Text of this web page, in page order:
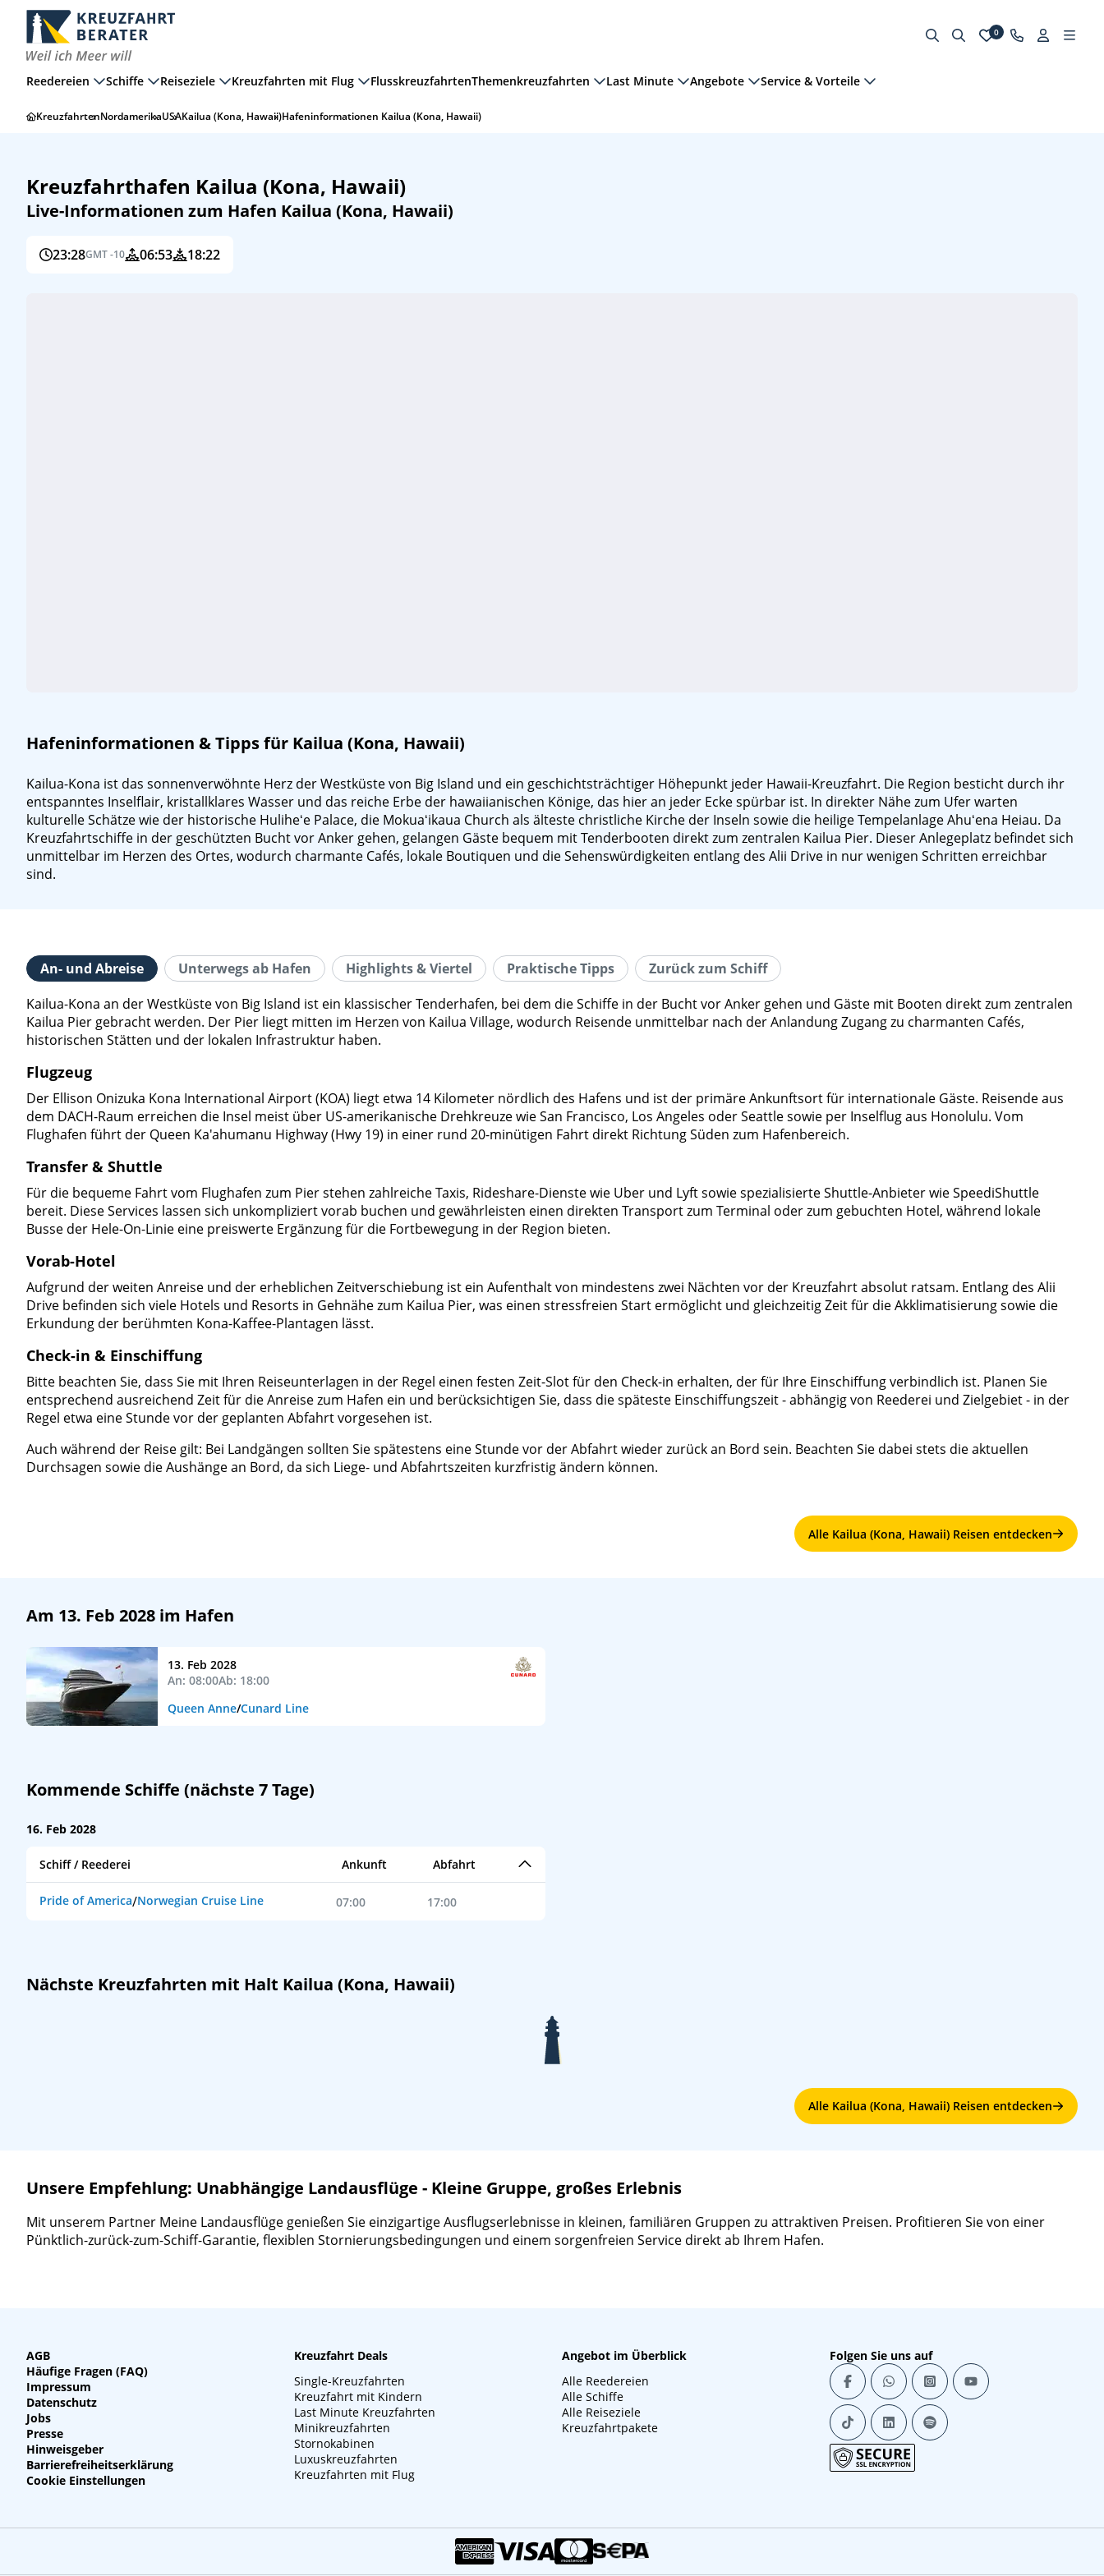
0
Reedereien Schiffe Reiseziele Kreuzfahrten mit Flug FlusskreuzfahrtenThemenkreuzfahrten Last Minute Angebote Service & Vorteile
KreuzfahrtenNordamerikaUSAKailua (Kona, Hawaii)Hafeninformationen Kailua (Kona, Hawaii)
Kreuzfahrthafen Kailua (Kona, Hawaii)
Live-Informationen zum Hafen Kailua (Kona, Hawaii)
23:28GMT -10 06:53 18:22
Hafeninformationen & Tipps für Kailua (Kona, Hawaii)
Kailua-Kona ist das sonnenverwöhnte Herz der Westküste von Big Island und ein geschichtsträchtiger Höhepunkt jeder Hawaii-Kreuzfahrt. Die Region besticht durch ihr
entspanntes Inselflair, kristallklares Wasser und das reiche Erbe der hawaiianischen Könige, das hier an jeder Ecke spürbar ist. In direkter Nähe zum Ufer warten
kulturelle Schätze wie der historische Huliheʻe Palace, die Mokuaʻikaua Church als älteste christliche Kirche der Inseln sowie die heilige Tempelanlage Ahuʻena Heiau. Da
Kreuzfahrtschiffe in der geschützten Bucht vor Anker gehen, gelangen Gäste bequem mit Tenderbooten direkt zum zentralen Kailua Pier. Dieser Anlegeplatz befindet sich
unmittelbar im Herzen des Ortes, wodurch charmante Cafés, lokale Boutiquen und die Sehenswürdigkeiten entlang des Alii Drive in nur wenigen Schritten erreichbar
sind.
An- und Abreise Unterwegs ab Hafen Highlights & Viertel Praktische Tipps
Zurück zum Schiff
Kailua-Kona an der Westküste von Big Island ist ein klassischer Tenderhafen, bei dem die Schiffe in der Bucht vor Anker gehen und Gäste mit Booten direkt zum zentralen
Kailua Pier gebracht werden. Der Pier liegt mitten im Herzen von Kailua Village, wodurch Reisende unmittelbar nach der Anlandung Zugang zu charmanten Cafés,
historischen Stätten und der lokalen Infrastruktur haben.
Flugzeug
Der Ellison Onizuka Kona International Airport (KOA) liegt etwa 14 Kilometer nördlich des Hafens und ist der primäre Ankunftsort für internationale Gäste. Reisende aus
dem DACH-Raum erreichen die Insel meist über US-amerikanische Drehkreuze wie San Francisco, Los Angeles oder Seattle sowie per Inselflug aus Honolulu. Vom
Flughafen führt der Queen Ka'ahumanu Highway (Hwy 19) in einer rund 20-minütigen Fahrt direkt Richtung Süden zum Hafenbereich.
Transfer & Shuttle
Für die bequeme Fahrt vom Flughafen zum Pier stehen zahlreiche Taxis, Rideshare-Dienste wie Uber und Lyft sowie spezialisierte Shuttle-Anbieter wie SpeediShuttle
bereit. Diese Services lassen sich unkompliziert vorab buchen und gewährleisten einen direkten Transport zum Terminal oder zum gebuchten Hotel, während lokale
Busse der Hele-On-Linie eine preiswerte Ergänzung für die Fortbewegung in der Region bieten.
Vorab-Hotel
Aufgrund der weiten Anreise und der erheblichen Zeitverschiebung ist ein Aufenthalt von mindestens zwei Nächten vor der Kreuzfahrt absolut ratsam. Entlang des Alii
Drive befinden sich viele Hotels und Resorts in Gehnähe zum Kailua Pier, was einen stressfreien Start ermöglicht und gleichzeitig Zeit für die Akklimatisierung sowie die
Erkundung der berühmten Kona-Kaffee-Plantagen lässt.
Check-in & Einschiffung
Bitte beachten Sie, dass Sie mit Ihren Reiseunterlagen in der Regel einen festen Zeit-Slot für den Check-in erhalten, der für Ihre Einschiffung verbindlich ist. Planen Sie
entsprechend ausreichend Zeit für die Anreise zum Hafen ein und berücksichtigen Sie, dass die späteste Einschiffungszeit - abhängig von Reederei und Zielgebiet - in der
Regel etwa eine Stunde vor der geplanten Abfahrt vorgesehen ist.
Auch während der Reise gilt: Bei Landgängen sollten Sie spätestens eine Stunde vor der Abfahrt wieder zurück an Bord sein. Beachten Sie dabei stets die aktuellen
Durchsagen sowie die Aushänge an Bord, da sich Liege- und Abfahrtszeiten kurzfristig ändern können.
Alle Kailua (Kona, Hawaii) Reisen entdecken
Am 13. Feb 2028 im Hafen
13. Feb 2028
An: 08:00Ab: 18:00
Queen Anne/Cunard Line
Kommende Schiffe (nächste 7 Tage)
16. Feb 2028
Schiff / Reederei Ankunft Abfahrt
Pride of America/Norwegian Cruise Line 07:00 17:00
Nächste Kreuzfahrten mit Halt Kailua (Kona, Hawaii)
Alle Kailua (Kona, Hawaii) Reisen entdecken
Unsere Empfehlung: Unabhängige Landausflüge - Kleine Gruppe, großes Erlebnis
Mit unserem Partner Meine Landausflüge genießen Sie einzigartige Ausflugserlebnisse in kleinen, familiären Gruppen zu attraktiven Preisen. Profitieren Sie von einer
Pünktlich-zurück-zum-Schiff-Garantie, flexiblen Stornierungsbedingungen und einem sorgenfreien Service direkt ab Ihrem Hafen.
AGB
Häufige Fragen (FAQ)
Impressum
Datenschutz
Jobs
Presse
Hinweisgeber
Barrierefreiheitserklärung
Cookie Einstellungen
Kreuzfahrt Deals
Single-Kreuzfahrten
Kreuzfahrt mit Kindern
Last Minute Kreuzfahrten
Minikreuzfahrten
Stornokabinen
Luxuskreuzfahrten
Kreuzfahrten mit Flug
Angebot im Überblick
Alle Reedereien
Alle Schiffe
Alle Reiseziele
Kreuzfahrtpakete
Folgen Sie uns auf